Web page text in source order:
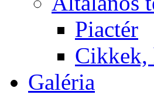
Piactér
Cikkek,
Galéria